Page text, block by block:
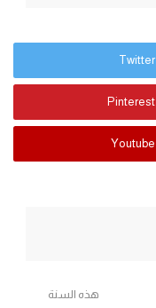
Twitter
Pinterest
Youtube
هذه السنة